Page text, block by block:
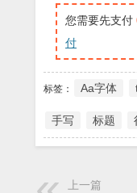
您需要先支付
付
标签： Aa字体
手写 标题
上一篇